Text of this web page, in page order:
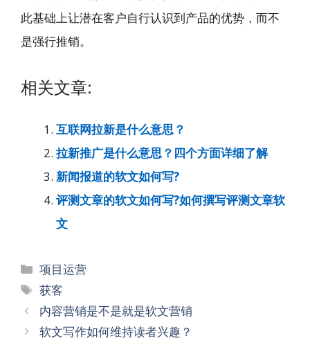
此基础上让潜在客户自行认识到产品的优势，而不
是强行推销。
相关文章:
互联网拉新是什么意思？
拉新推广是什么意思？四个方面详细了解
新闻报道的软文如何写?
评测文章的软文如何写?如何撰写评测文章软
文
分
类
项目运营
标
签
获客
文
章
内容营销是不是就是软文营销
软文写作如何维持读者兴趣？